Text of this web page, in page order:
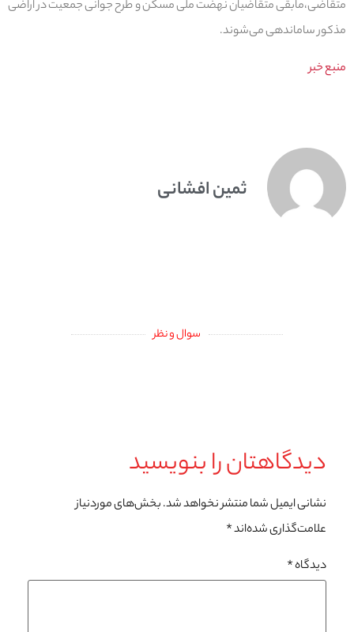
متقاضی،مابقی متقاضیان نهضت ملی مسکن و طرح جوانی جمعیت در اراضی
مذکور ساماندهی می‌شوند.
منبع خبر
ثمین افشانی
سوال و نظر
دیدگاهتان را بنویسید
نشانی ایمیل شما منتشر نخواهد شد.بخش‌های موردنیاز
علامت‌گذاری شده‌اند*
دیدگاه*